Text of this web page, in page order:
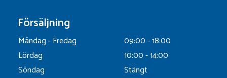
Försäljning
Måndag - Fredag
09:00 - 18:00
Lördag
10:00 - 14:00
Söndag
Stängt